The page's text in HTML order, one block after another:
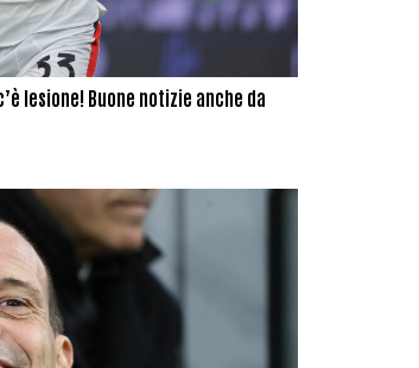
lesione! Buone notizie anche da